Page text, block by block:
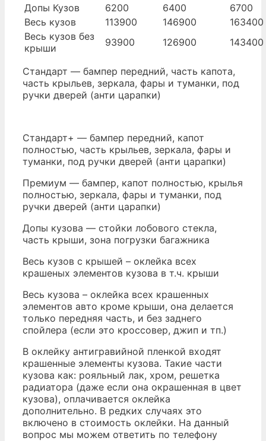
Допы Кузов
6200 6400
6700
Весь кузов
113900 146900
163400
Весь кузов без
крыши
93900 126900 143400
Стандарт — бампер передний, часть капота,
часть крыльев, зеркала, фары и туманки, под
ручки дверей (анти царапки)
Стандарт+ — бампер передний, капот
полностью, часть крыльев, зеркала, фары и
туманки, под ручки дверей (анти царапки)
Премиум — бампер, капот полностью, крылья
полностью, зеркала, фары и туманки, под
ручки дверей (анти царапки)
Допы кузова — стойки лобового стекла,
часть крыши, зона погрузки багажника
Весь кузов с крышей – оклейка всех
крашеных элементов кузова в т.ч. крыши
Весь кузова – оклейка всех крашенных
элементов авто кроме крыши, она делается
только передняя часть, и без заднего
спойлера (если это кроссовер, джип и тп.)
В оклейку антигравийной пленкой входят
крашенные элементы кузова. Такие части
кузова как: рояльный лак, хром, решетка
радиатора (даже если она окрашенная в цвет
кузова), оплачивается оклейка
дополнительно. В редких случаях это
включено в стоимость оклейки. На данный
вопрос мы можем ответить по телефону